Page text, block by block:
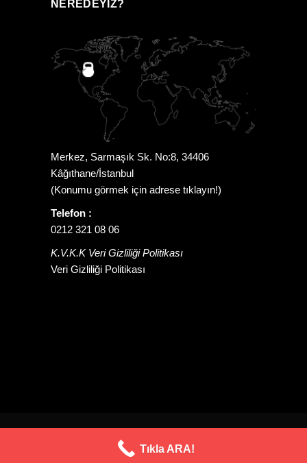
NEREDEYIZ?
Merkez, Sarmaşık Sk. No:8, 34406
Kâğıthane/İstanbul
(Konumu görmek için adrese tıklayın!)
Telefon :
0212 321 08 06
K.V.K.K Veri Gizliliği Politikası
Veri Gizliliği Politikası
Created with
Tıkla ARA!